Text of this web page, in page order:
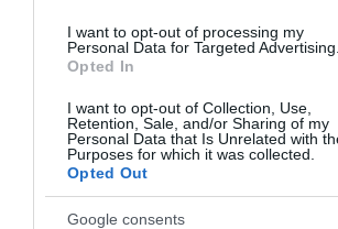
I want to opt-out of processing my
Personal Data for Targeted Advertising.
Opted In
I want to opt-out of Collection, Use,
Retention, Sale, and/or Sharing of my
Personal Data that Is Unrelated with
Purposes for which it was collected.
Opted Out
Google consents
15.07.2026 21:01
Παιδιά του πρώτου lockdown:
δείχνει δυσκολίες στη
συναισθηματική διαχείριση